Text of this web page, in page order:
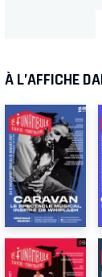
À L’AFFICHE